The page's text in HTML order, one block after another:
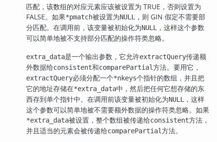
匹配，该数组的对应元素应该被设置为 TRUE，否则设置为
FALSE。如果*pmatch被设置为NULL ，则 GIN 假定不需要部
分匹配。在调用前，该变量被初始化为NULL ，这样这个参数
可以简单地被不支持部分匹配的操作符类忽略。
extra_data是一个输出参数，它允许extractQuery传递额
外数据给consistent和comparePartial方法。要用它，
extractQuery必须分配一个*nkeys个指针的数组，并且把
它的地址存储在*extra_data中，然后把任何它想存储的东
西存到单个指针中。在调用前该变量被初始化为NULL
，这样
这个参数可以简单地被不需要额外数据的操作符类忽略。如果
*extra_data被设置，整个数组被传递给consistent方法，
并且适当的元素会被传递给comparePartial方法。